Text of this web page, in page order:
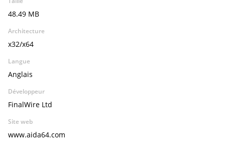
48.49 MB
Architecture
x32/x64
Langue
Anglais
Développeur
FinalWire Ltd
Site web
www.aida64.com